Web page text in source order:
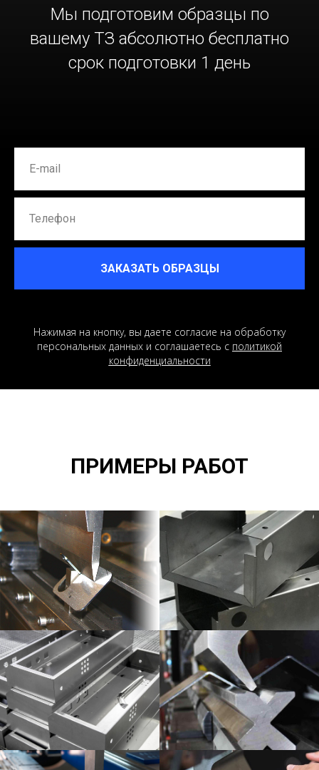
Мы подготовим образцы по
вашему ТЗ абсолютно бесплатно
срок подготовки 1 день
ЗАКАЗАТЬ ОБРАЗЦЫ
Нажимая на кнопку, вы даете согласие на обработку
персональных данных и соглашаетесь c политикой
конфиденциальности
ПРИМЕРЫ РАБОТ